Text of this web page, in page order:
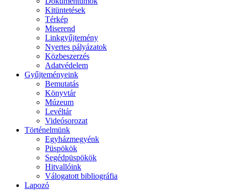
Kitüntetések
Térkép
Miserend
Linkgyűjtemény
Nyertes pályázatok
Közbeszerzés
Adatvédelem
Gyűjteményeink
Bemutatás
Könyvtár
Múzeum
Levéltár
Videósorozat
Történelmünk
Egyházmegyénk
Püspökök
Segédpüspökök
Hitvallóink
Válogatott bibliográfia
Lapozó